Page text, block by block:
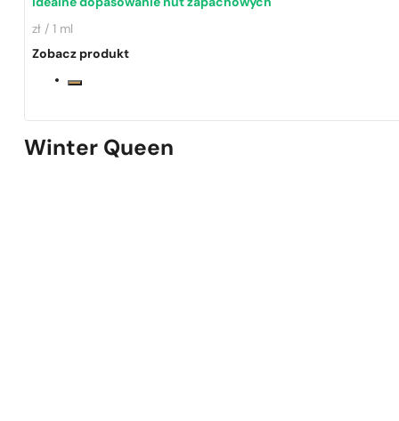
1 - 3 szt.
Idealne dopasowanie nut zapachowych
zł / 1 ml
Zobacz produkt
Winter Queen